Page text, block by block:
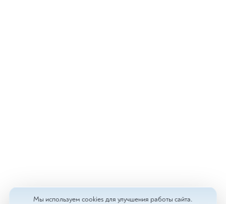
Мы используем cookies для улучшения работы сайта.